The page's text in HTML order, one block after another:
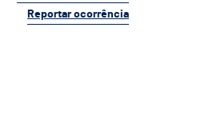
Reportar ocorrência